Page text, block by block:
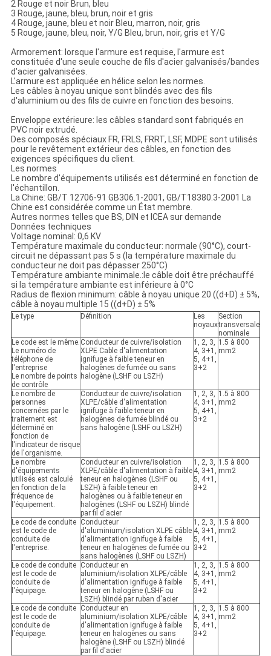
2 Rouge et noir Brun, bleu
3 Rouge, jaune, bleu, brun, noir et gris
4 Rouge, jaune, bleu et noir Bleu, marron, noir, gris
5 Rouge, jaune, bleu, noir, Y/G Bleu, brun, noir, gris et Y/G
Armorement: lorsque l'armure est requise, l'armure est
constituée d'une seule couche de fils d'acier galvanisés/bandes
d'acier galvanisées.
L'armure est appliquée en hélice selon les normes.
Les câbles à noyau unique sont blindés avec des fils
d'aluminium ou des fils de cuivre en fonction des besoins.
Enveloppe extérieure: les câbles standard sont fabriqués en
PVC noir extrudé.
Des composés spéciaux FR, FRLS, FRRT, LSF, MDPE sont utilisés
pour le revêtement extérieur des câbles, en fonction des
exigences spécifiques du client.
Les normes
Le nombre d'équipements utilisés est déterminé en fonction de
l'échantillon.
La Chine: GB/T 12706-91 GB306.1-2001, GB/T18380.3-2001 La
Chine est considérée comme un État membre.
Autres normes telles que BS, DIN et ICEA sur demande
Données techniques
Voltage nominal: 0,6 KV
Température maximale du conducteur: normale (90°C), court-
circuit ne dépassant pas 5 s (la température maximale du
conducteur ne doit pas dépasser 250°C)
Température ambiante minimale.:le câble doit être préchauffé
si la température ambiante est inférieure à 0°C
Radius de flexion minimum: câble à noyau unique 20 ((d+D) ± 5%,
câble à noyau multiple 15 ((d+D) ± 5%
Le type Définition
Les
noyaux
Section
transversale
nominale
Le code est le même.
Le numéro de
téléphone de
l'entreprise
Le nombre de points
de contrôle
Conducteur de cuivre/isolation
XLPE Cable d'alimentation
ignifuge à faible teneur en
halogènes de fumée ou sans
halogène (LSHF ou LSZH)
1, 2, 3,
4, 3+1,
5, 4+1,
3+2
1.5 à 800
mm2
Le nombre de
personnes
concernées par le
traitement est
déterminé en
fonction de
l'indicateur de risque
de l'organisme.
Conducteur de cuivre/isolation
XLPE/câble d'alimentation
ignifuge à faible teneur en
halogènes de fumée blindé ou
sans halogène (LSHF ou LSZH)
1, 2, 3,
4, 3+1,
5, 4+1,
3+2
1.5 à 800
mm2
Le nombre
d'équipements
utilisés est calculé
en fonction de la
fréquence de
l'équipement.
Conducteur en cuivre/isolation
XLPE/câble d'alimentation à faible
teneur en halogènes (LSHF ou
LSZH) à faible teneur en
halogènes ou à faible teneur en
halogènes (LSHF ou LSZH) blindé
par fil d'acier
1, 2, 3,
4, 3+1,
5, 4+1,
3+2
1.5 à 800
mm2
Le code de conduite
est le code de
conduite de
l'entreprise.
Conducteur
d'aluminium/isolation XLPE câble
d'alimentation ignifuge à faible
teneur en halogènes de fumée ou
sans halogènes (LSHF ou LSZH)
1, 2, 3,
4, 3+1,
5, 4+1,
3+2
1.5 à 800
mm2
Le code de conduite
est le code de
conduite de
l'équipage.
Conducteur en
aluminium/isolation XLPE/câble
d'alimentation ignifuge à faible
teneur en halogène (LSHF ou
LSZH) blindé par ruban d'acier
1, 2, 3,
4, 3+1,
5, 4+1,
3+2
1.5 à 800
mm2
Le code de conduite
est le code de
conduite de
l'équipage.
Conducteur en
aluminium/isolation XLPE/câble
d'alimentation ignifuge à faible
teneur en halogènes ou sans
halogène (LSHF ou LSZH) blindé
par fil d'acier
1, 2, 3,
4, 3+1,
5, 4+1,
3+2
1.5 à 800
mm2